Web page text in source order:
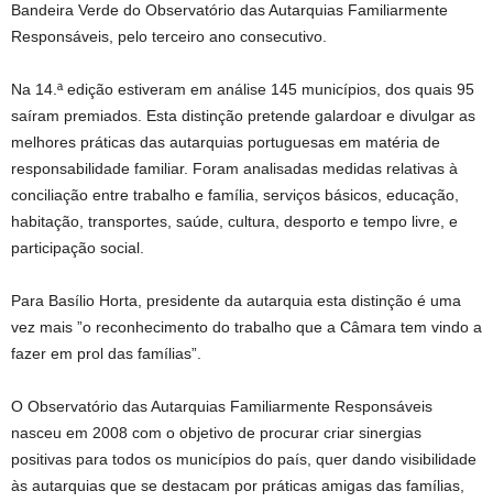
Bandeira Verde do Observatório das Autarquias Familiarmente
Responsáveis, pelo terceiro ano consecutivo.
Na 14.ª edição estiveram em análise 145 municípios, dos quais 95
saíram premiados. Esta distinção pretende galardoar e divulgar as
melhores práticas das autarquias portuguesas em matéria de
responsabilidade familiar. Foram analisadas medidas relativas à
conciliação entre trabalho e família, serviços básicos, educação,
habitação, transportes, saúde, cultura, desporto e tempo livre, e
participação social.
Para Basílio Horta, presidente da autarquia esta distinção é uma
vez mais ”o reconhecimento do trabalho que a Câmara tem vindo a
fazer em prol das famílias”.
O Observatório das Autarquias Familiarmente Responsáveis
nasceu em 2008 com o objetivo de procurar criar sinergias
positivas para todos os municípios do país, quer dando visibilidade
às autarquias que se destacam por práticas amigas das famílias,